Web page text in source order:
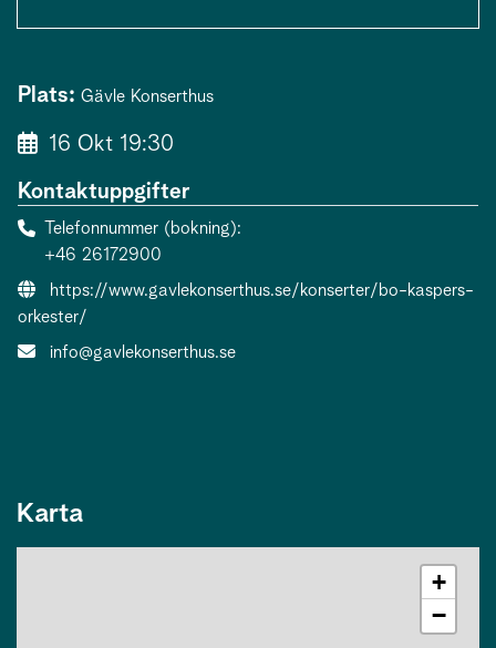
Plats: Gävle Konserthus
16 Okt 19:30
Kontaktuppgifter
Telefonnummer (bokning)
+46 26172900
Evenemangslänk:
https://www.gavlekonserthus.se/konserter/bo-kaspers-
orkester/
E-post:
info@gavlekonserthus.se
Karta
+
−